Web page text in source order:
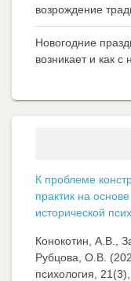
возрождение
Новогодние
возникает и как с
К проблеме
практик на
исторической
Конокотин, А.В.,
Рубцова, О.В.
психология,